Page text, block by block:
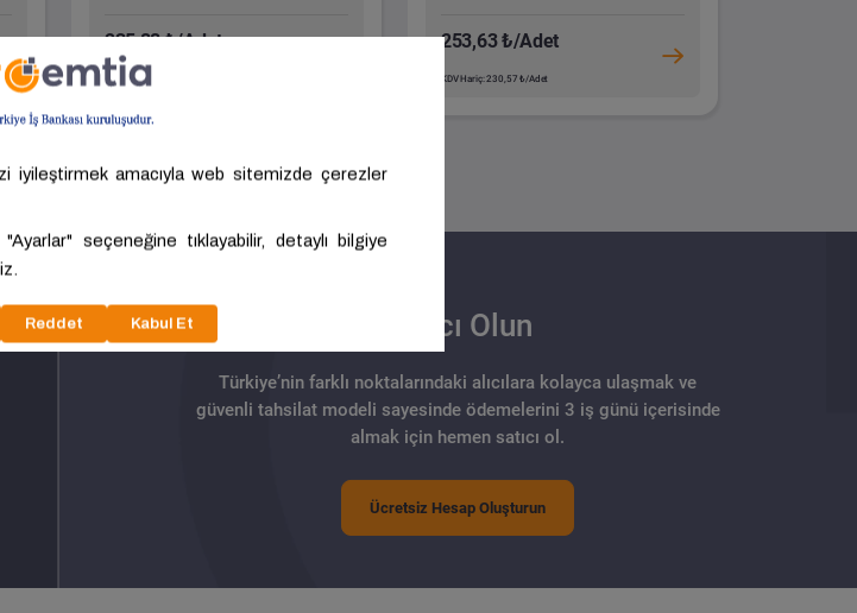
235,88 ₺/Adet
KDV Hariç: 214,44 ₺/Adet
253,63 ₺/Adet
KDV Hariç: 230,57 ₺/Adet
Tümünü Gör
Satıcı Olun
Türkiye’nin farklı noktalarındaki alıcılara kolayca ulaşmak ve
güvenli tahsilat modeli sayesinde ödemelerini 3 iş günü içerisinde
almak için hemen satıcı ol.
Ücretsiz Hesap Oluşturun